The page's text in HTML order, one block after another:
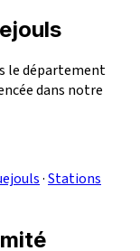
le département
dans notre
·Stations